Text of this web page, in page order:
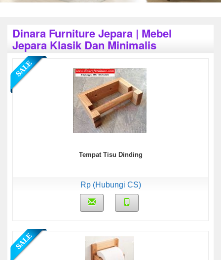
Dinara Furniture Jepara | Mebel
Jepara Klasik Dan Minimalis
Tempat Tisu Dinding
Rp (Hubungi CS)